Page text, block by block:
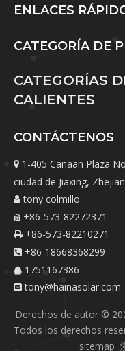
ENLACES
CATEGORÍA DE
CATEGORÍAS
CALIENTES
CONTÁCTENOS
 1-405 Canaan Plaza
ciudad de Jiaxing,
 tony colmillo
 +86-573-82272371
 +86-573-82210271
 +86-18668368299
 1751167386
 tony@hainasolar.com
Derechos de autor ©
Todos los derechos
sitemap